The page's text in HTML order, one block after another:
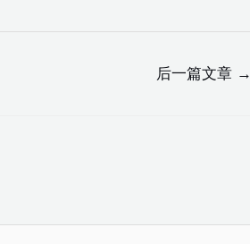
后一篇文章 →